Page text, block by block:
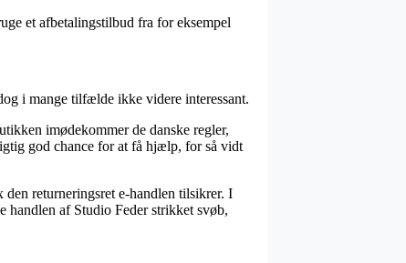
et afbetalingstilbud fra for eksempel
i mange tilfælde ikke videre interessant.
imødekommer de danske regler,
god chance for at få hjælp, for så vidt
returneringsret e-handlen tilsikrer. I
handlen af Studio Feder strikket svøb,